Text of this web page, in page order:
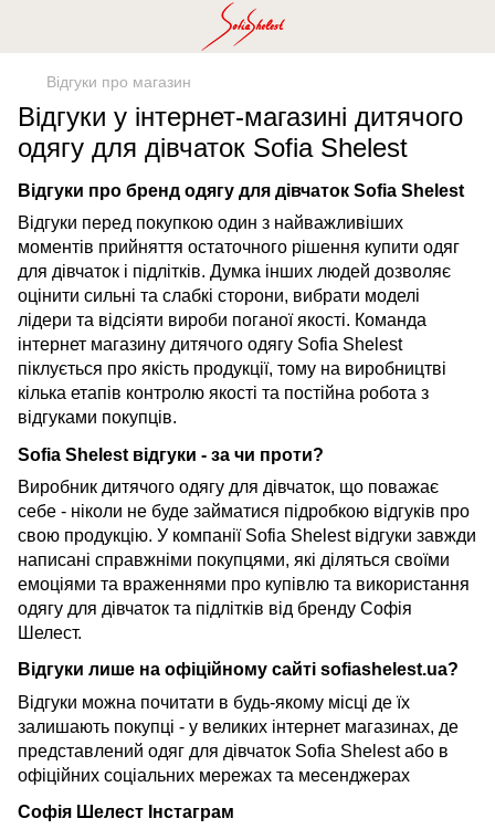
Відгуки про магазин
Відгуки у інтернет-магазині дитячого
одягу для дівчаток Sofia Shelest
Відгуки про бренд одягу для дівчаток Sofia Shelest
Відгуки перед покупкою один з найважливіших
моментів прийняття остаточного рішення купити одяг
для дівчаток і підлітків. Думка інших людей дозволяє
оцінити сильні та слабкі сторони, вибрати моделі
лідери та відсіяти вироби поганої якості. Команда
інтернет магазину дитячого одягу Sofia Shelest
піклується про якість продукції, тому на виробництві
кілька етапів контролю якості та постійна робота з
відгуками покупців.
Sofia Shelest відгуки - за чи проти?
Виробник дитячого одягу для дівчаток, що поважає
себе - ніколи не буде займатися підробкою відгуків про
свою продукцію. У компанії Sofia Shelest відгуки завжди
написані справжніми покупцями, які діляться своїми
емоціями та враженнями про купівлю та використання
одягу для дівчаток та підлітків від бренду Софія
Шелест.
Відгуки лише на офіційному сайті sofiashelest.ua?
Відгуки можна почитати в будь-якому місці де їх
залишають покупці - у великих інтернет магазинах, де
представлений одяг для дівчаток Sofia Shelest або в
офіційних соціальних мережах та месенджерах
Софія Шелест Інстаграм